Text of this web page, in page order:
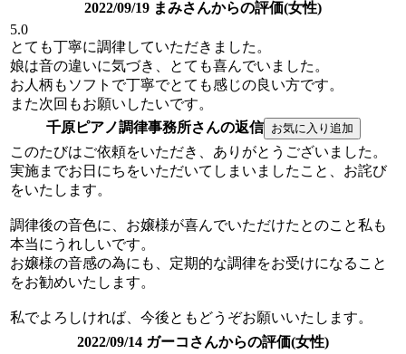
2022/09/19 まみさんからの評価(女性)
5.0
とても丁寧に調律していただきました。
娘は音の違いに気づき、とても喜んでいました。
お人柄もソフトで丁寧でとても感じの良い方です。
また次回もお願いしたいです。
千原ピアノ調律事務所さんの返信
このたびはご依頼をいただき、ありがとうございました。
実施までお日にちをいただいてしまいましたこと、お詫び
をいたします。
調律後の音色に、お嬢様が喜んでいただけたとのこと私も
本当にうれしいです。
お嬢様の音感の為にも、定期的な調律をお受けになること
をお勧めいたします。
私でよろしければ、今後ともどうぞお願いいたします。
2022/09/14 ガーコさんからの評価(女性)